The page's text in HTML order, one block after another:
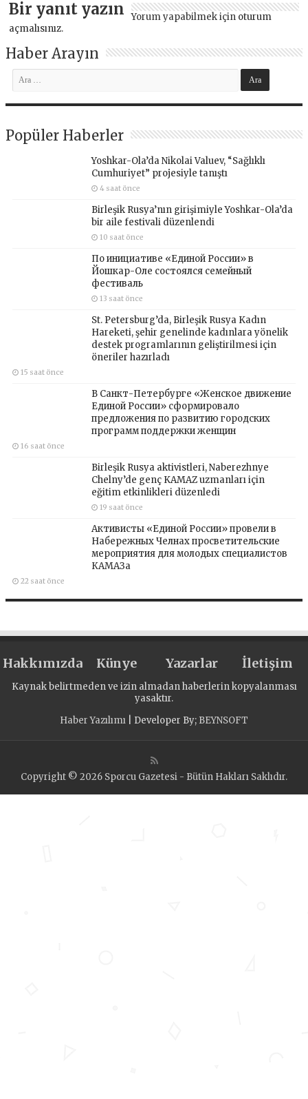
Bir yanıt yazın Yorum yapabilmek için oturum
açmalısınız.
Haber Arayın
Popüler Haberler
Yoshkar-Ola’da Nikolai Valuev, “Sağlıklı
Cumhuriyet” projesiyle tanıştı
4 saat önce
Birleşik Rusya’nın girişimiyle Yoshkar-Ola’da
bir aile festivali düzenlendi
10 saat önce
По инициативе «Единой России» в
Йошкар-Оле состоялся семейный
фестиваль
13 saat önce
St. Petersburg’da, Birleşik Rusya Kadın
Hareketi, şehir genelinde kadınlara yönelik
destek programlarının geliştirilmesi için
öneriler hazırladı
15 saat önce
В Санкт-Петербурге «Женское движение
Единой России» сформировало
предложения по развитию городских
программ поддержки женщин
16 saat önce
Birleşik Rusya aktivistleri, Naberezhnye
Chelny’de genç KAMAZ uzmanları için
eğitim etkinlikleri düzenledi
19 saat önce
Активисты «Единой России» провели в
Набережных Челнах просветительские
мероприятия для молодых специалистов
КАМАЗа
22 saat önce
Hakkımızda Künye Yazarlar İletişim
Kaynak belirtmeden ve izin almadan haberlerin kopyalanması
yasaktır.
Haber Yazılımı | Developer By; BEYNSOFT
Copyright © 2026 Sporcu Gazetesi - Bütün Hakları Saklıdır.